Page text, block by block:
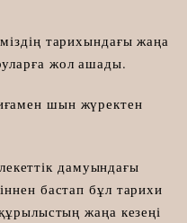
тарихындағы жаңа
жол ашады.
шын жүректен
дамуындағы
бастап бұл тарихи
жаңа кезеңі